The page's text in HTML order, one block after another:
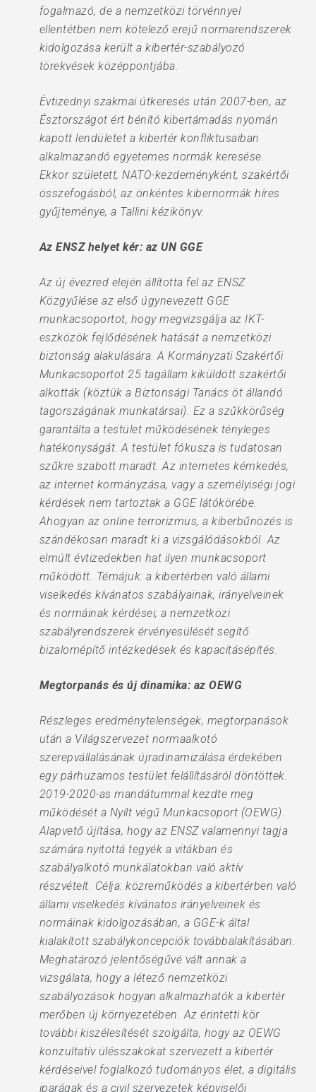
fogalmazó, de a nemzetközi törvénnyel
ellentétben nem kötelező erejű normarendszerek
kidolgozása került a kibertér-szabályozó
törekvések középpontjába.
Évtizednyi szakmai útkeresés után 2007-ben, az
Észtországot ért bénító kibertámadás nyomán
kapott lendületet a kibertér konfliktusaiban
alkalmazandó egyetemes normák keresése.
Ekkor született, NATO-kezdeményként, szakértői
összefogásból, az önkéntes kibernormák híres
gyűjteménye, a Tallini kézikönyv.
Az ENSZ helyet kér: az UN GGE
Az új évezred elején állította fel az ENSZ
Közgyűlése az első úgynevezett GGE
munkacsoportot, hogy megvizsgálja az IKT-
eszközök fejlődésének hatását a nemzetközi
biztonság alakulására. A Kormányzati Szakértői
Munkacsoportot 25 tagállam kiküldött szakértői
alkották (köztük a Biztonsági Tanács öt állandó
tagországának munkatársai). Ez a szűkkörűség
garantálta a testület működésének tényleges
hatékonyságát. A testület fókusza is tudatosan
szűkre szabott maradt. Az internetes kémkedés,
az internet kormányzása, vagy a személyiségi jogi
kérdések nem tartoztak a GGE látókörébe.
Ahogyan az online terrorizmus, a kiberbűnözés is
szándékosan maradt ki a vizsgálódásokból. Az
elmúlt évtizedekben hat ilyen munkacsoport
működött. Témájuk: a kibertérben való állami
viselkedés kívánatos szabályainak, irányelveinek
és normáinak kérdései; a nemzetközi
szabályrendszerek érvényesülését segítő
bizalomépítő intézkedések és kapacitásépítés.
Megtorpanás és új dinamika: az OEWG
Részleges eredménytelenségek, megtorpanások
után a Világszervezet normaalkotó
szerepvállalásának újradinamizálása érdekében
egy párhuzamos testület felállításáról döntöttek.
2019-2020-as mandátummal kezdte meg
működését a Nyílt végű Munkacsoport (OEWG).
Alapvető újítása, hogy az ENSZ valamennyi tagja
számára nyitottá tegyék a vitákban és
szabályalkotó munkálatokban való aktív
részvételt. Célja: közreműködés a kibertérben való
állami viselkedés kívánatos irányelveinek és
normáinak kidolgozásában, a GGE-k által
kialakított szabálykoncepciók továbbalakításában.
Meghatározó jelentőségűvé vált annak a
vizsgálata, hogy a létező nemzetközi
szabályozások hogyan alkalmazhatók a kibertér
merőben új környezetében. Az érintetti kör
további kiszélesítését szolgálta, hogy az OEWG
konzultatív ülésszakokat szervezett a kibertér
kérdéseivel foglalkozó tudományos élet, a digitális
iparágak és a civil szervezetek képviselői